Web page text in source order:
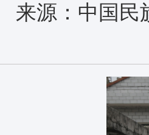
来源：中国民